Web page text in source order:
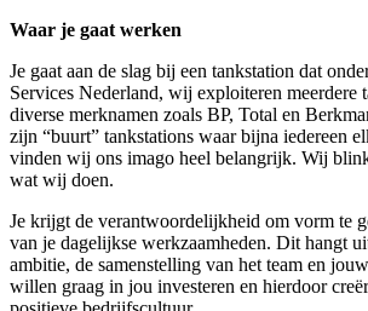
Waar je gaat werken
Je gaat aan de slag bij een tankstation dat
Services Nederland, wij exploiteren meerdere
diverse merknamen zoals BP, Total en
zijn “buurt” tankstations waar bijna iedereen
vinden wij ons imago heel belangrijk. Wij
wat wij doen.
Je krijgt de verantwoordelijkheid om vorm te
van je dagelijkse werkzaamheden. Dit hangt
ambitie, de samenstelling van het team en
willen graag in jou investeren en hierdoor